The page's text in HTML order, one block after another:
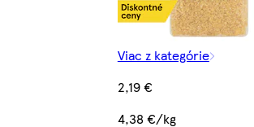
Viac z kategórie
2,19 €
4,38 €/kg